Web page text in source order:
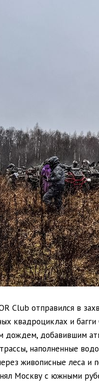
Club отправился в
квадроциклах и
дождем, добавившим
наполненные
живописные леса и
Москву с южными